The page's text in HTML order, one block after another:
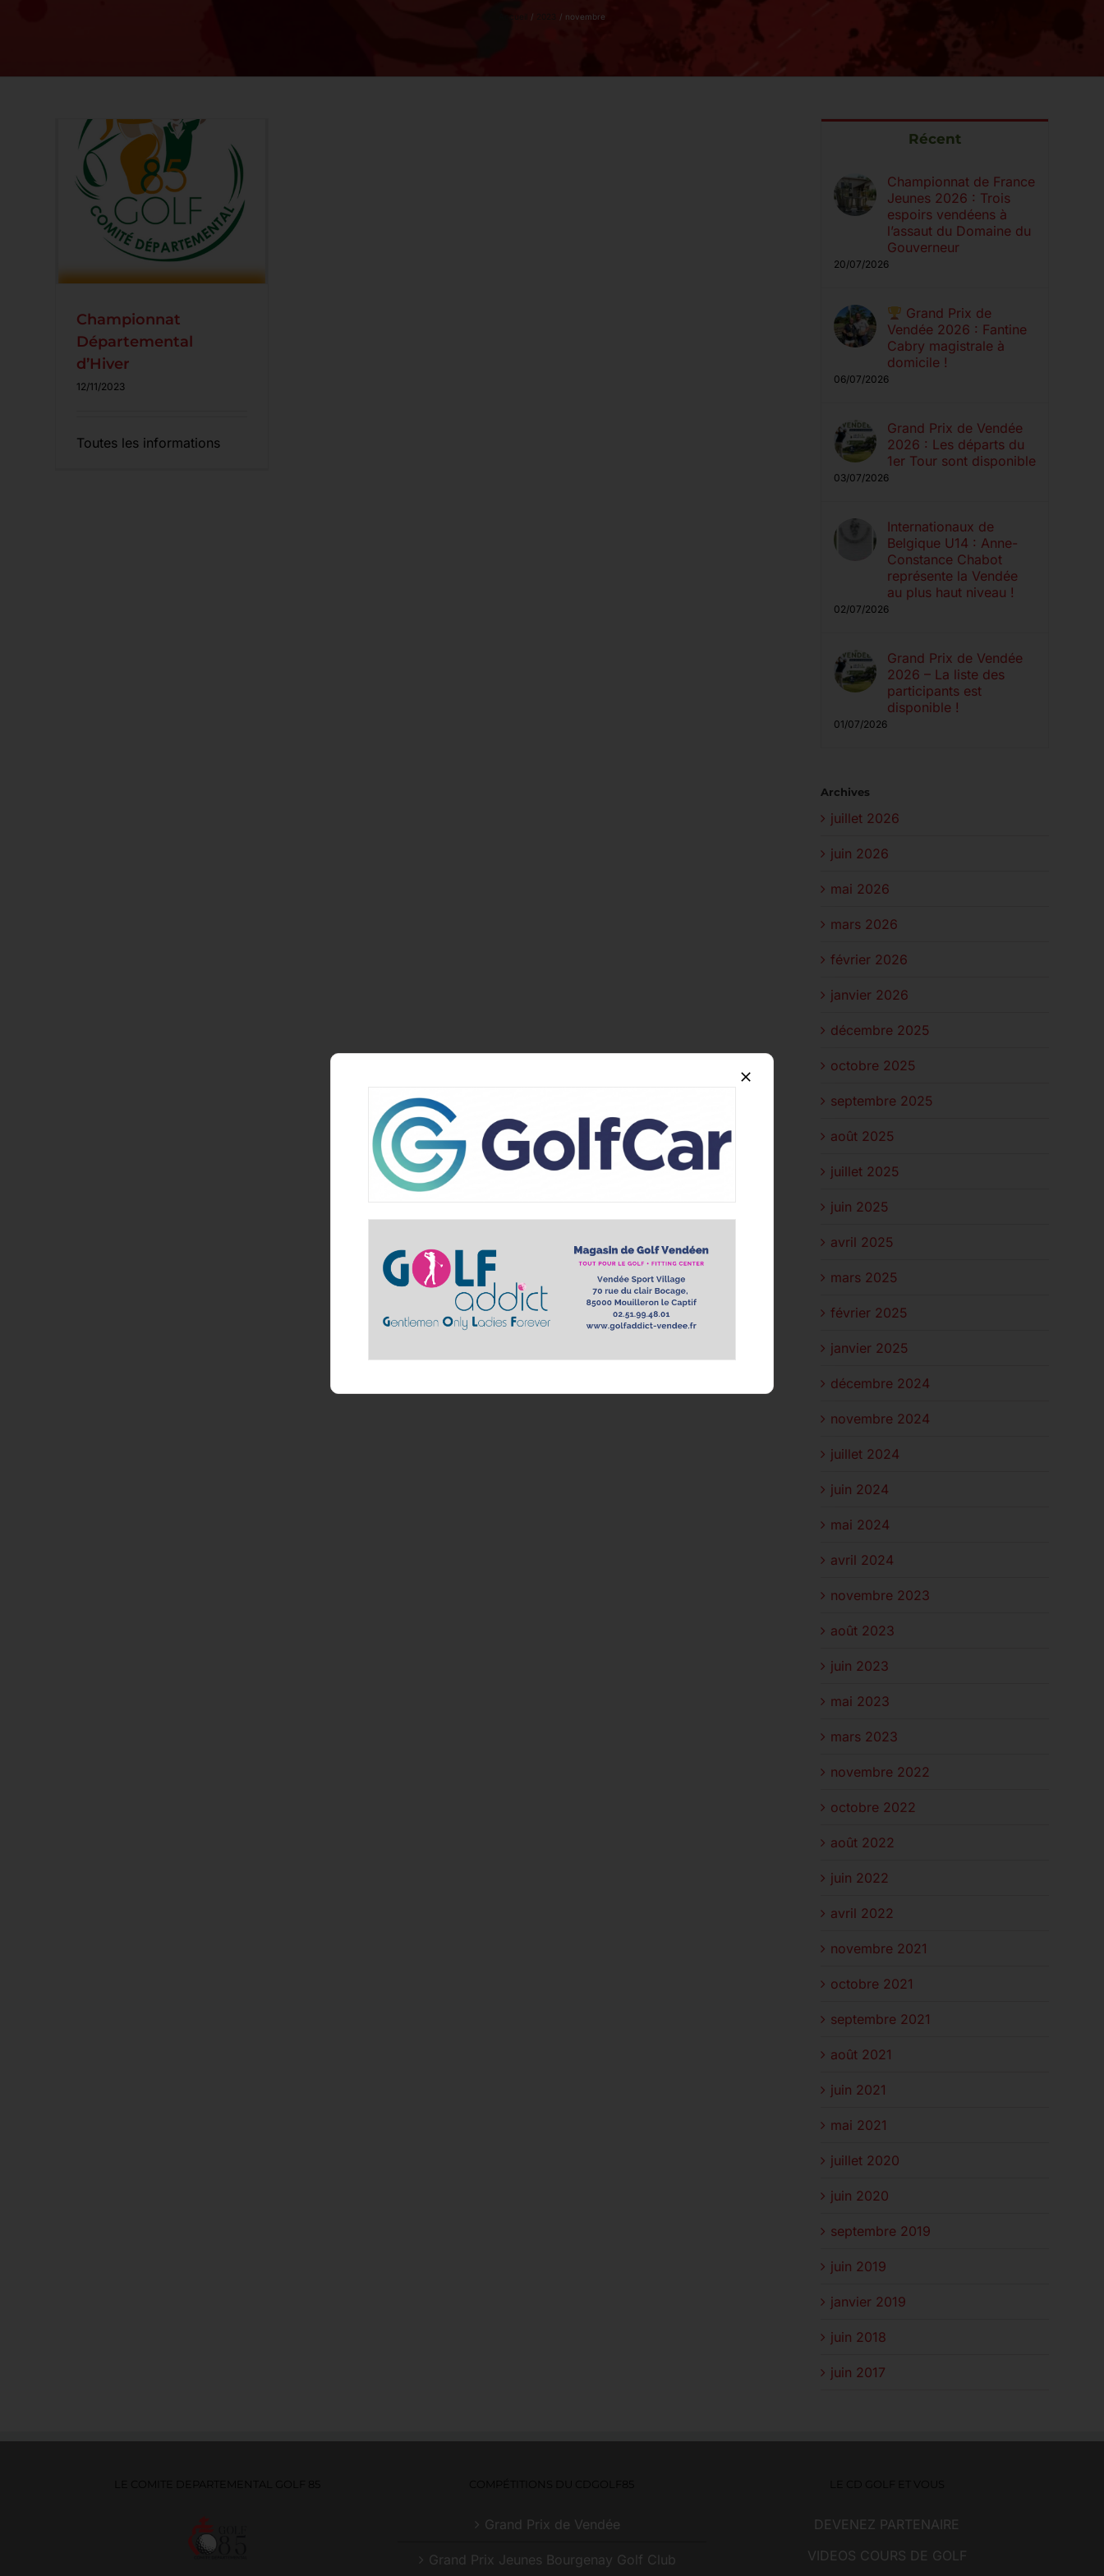
novembre
Championnat
Départemental
d’Hiver
12/11/2023
Toutes les informations
Récent
Championnat de France
Jeunes 2026 : Trois
espoirs vendéens à
l’assaut du Domaine du
Gouverneur
20/07/2026
Grand Prix de
Vendée 2026 : Fantine
Cabry magistrale à
domicile !
06/07/2026
Grand Prix de Vendée
2026 : Les départs du
1er Tour sont disponible
03/07/2026
Internationaux de
Belgique U14 : Anne-
Constance Chabot
représente la Vendée
au plus haut niveau !
02/07/2026
Grand Prix de Vendée
2026 – La liste des
participants est
disponible !
01/07/2026
Archives
juillet 2026
juin 2026
mai 2026
mars 2026
février 2026
janvier 2026
décembre 2025
octobre 2025
septembre 2025
août 2025
juillet 2025
juin 2025
avril 2025
mars 2025
février 2025
janvier 2025
décembre 2024
novembre 2024
juillet 2024
juin 2024
mai 2024
avril 2024
novembre 2023
août 2023
juin 2023
mai 2023
mars 2023
novembre 2022
octobre 2022
août 2022
juin 2022
avril 2022
novembre 2021
octobre 2021
septembre 2021
août 2021
juin 2021
mai 2021
juillet 2020
juin 2020
septembre 2019
juin 2019
janvier 2019
juin 2018
juin 2017
Grand Prix de Vendée
Grand Prix Jeunes Bourgenay Golf Club
DEVENEZ PARTENAIRE
VIDEOS COURS DE GOLF